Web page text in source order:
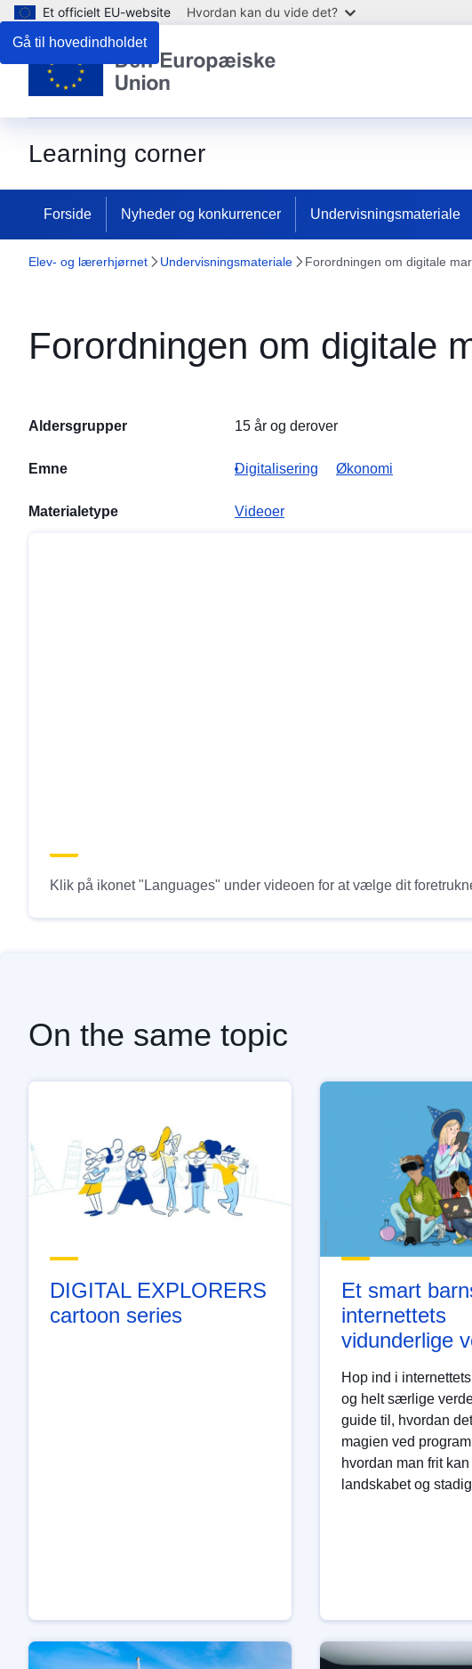
Gå til hovedindholdet
Et officielt EU-website Hvordan kan du vide det?
Learning corner
Forside Nyheder og konkurrencer Undervisningsmateriale
Elev- og lærerhjørnet Undervisningsmateriale Forordningen om digitale
Forordningen om digitale
Aldersgrupper 15 år og derover
Emne Digitalisering Økonomi
Materialetype Videoer
Klik på ikonet "Languages" under videoen for at vælge dit
On the same topic
DIGITAL EXPLORERS
cartoon series
Et smart
internettets
vidunderlige
Hop ind i
og helt særlige
guide til, hvordan
magien ved
hvordan man frit
landskabet og